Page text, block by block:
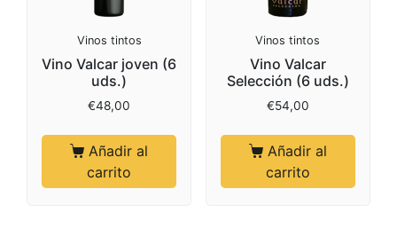
Vinos tintos
Vino Valcar joven (6
uds.)
€48,00
Añadir al
carrito
Vinos tintos
Vino Valcar
Selección (6 uds.)
€54,00
Añadir al
carrito